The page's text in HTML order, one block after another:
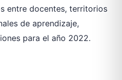
entre docentes, territorios
de aprendizaje,
para el año 2022.